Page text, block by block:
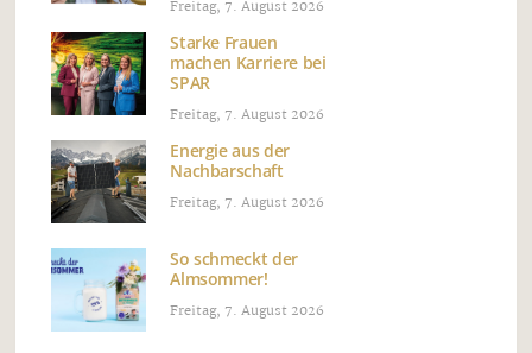
Freitag, 7. August 2026
Starke Frauen
machen Karriere bei
SPAR
Freitag, 7. August 2026
Energie aus der
Nachbarschaft
Freitag, 7. August 2026
So schmeckt der
Almsommer!
Freitag, 7. August 2026